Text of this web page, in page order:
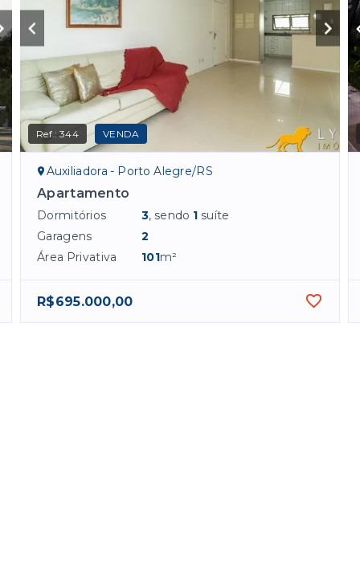
Ref.:344 VENDA
Auxiliadora - Porto Alegre/RS
Apartamento
Dormitórios 3, sendo 1 suíte
Garagens
2
Área Privativa
101m²
R$695.000,00